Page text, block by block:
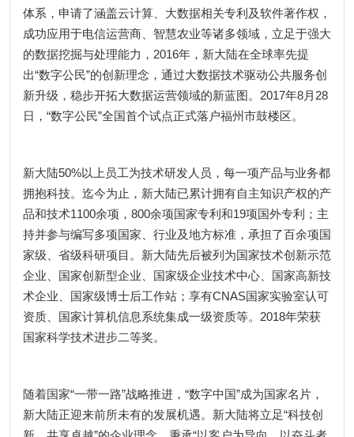
体系，申请了涵盖云计算、大数据相关专利及软件著作权，
成功应用于电信运营商、智慧农业等诸多领域，立足于强大
的数据挖掘与处理能力，2016年，新大陆在全球率先提
出“数字公民”的创新理念，通过大数据技术驱动公共服务创
新升级，稳步开拓大数据运营领域的新蓝图。2017年8月28
日，“数字公民”全国首个试点正式落户福州市鼓楼区。
新大陆50%以上员工为技术研发人员，每一项产品与业务都
拥抱科技。迄今为止，新大陆已累计拥有自主知识产权的产
品和技术1100余项，800余项国家专利和19项国外专利；主
持并参与编写多项国家、行业及地方标准，承担了百余项国
家级、省级科研项目。新大陆先后被列为国家技术创新示范
企业、国家创新型企业、国家级企业技术中心、国家高新技
术企业、国家级博士后工作站；享有CNAS国家实验室认可
资质、国家计算机信息系统集成一级资质等。2018年荣获
国家科学技术进步二等奖。
随着国家“一带一路”战略推进，“数字中国”成为国家名片，
新大陆正迎来前所未有的发展机遇。新大陆将立足“科技创